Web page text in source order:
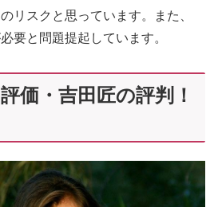
リスクと思っています。また、
要と問題提起しています。
価・吉田匠の評判！